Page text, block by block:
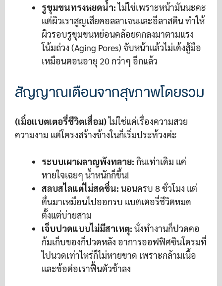
รูขุมขนทรงหยดน้ำ:ไม่ใช่เพราะหน้ามันนะคะ
แต่ผิวเราสูญเสียคอลลาเจนและอีลาสติน ทำให้
ผิวรอบรูขุมขนหย่อนคล้อยตกลงมาตามแรง
โน้มถ่วง (Aging Pores) จับหน้าแล้วไม่เด้งสู้มือ
เหมือนตอนอายุ 20 กว่าๆ อีกแล้ว
สัญญาณเตือนจากสุขภาพโดยรวม
(เมื่อแบตเตอรี่ชีวิตเสื่อม)ไม่ใช่แค่เรื่องความสวย
ความงาม แต่โครงสร้างข้างในก็เริ่มประท้วงค่ะ
ระบบเผาผลาญพังทลาย: กินเท่าเดิม แค่
หายใจเฉยๆ น้ำหนักก็ขึ้น!
สลบสไลแต่ไม่สดชื่น: นอนครบ 8 ชั่วโมง แต่
ตื่นมาเหมือนไปออกรบ แบตเตอรี่ชีวิตหมด
ตั้งแต่บ่ายสาม
เจ็บปวดแบบไม่มีสาเหตุ: นั่งทำงานก็ปวดคอ
ก้มเก็บของก็ปวดหลัง อาการออฟฟิศซินโดรมที่
ไปนวดเท่าไหร่ก็ไม่หายขาด เพราะกล้ามเนื้อ
และข้อต่อเราฟื้นตัวช้าลง